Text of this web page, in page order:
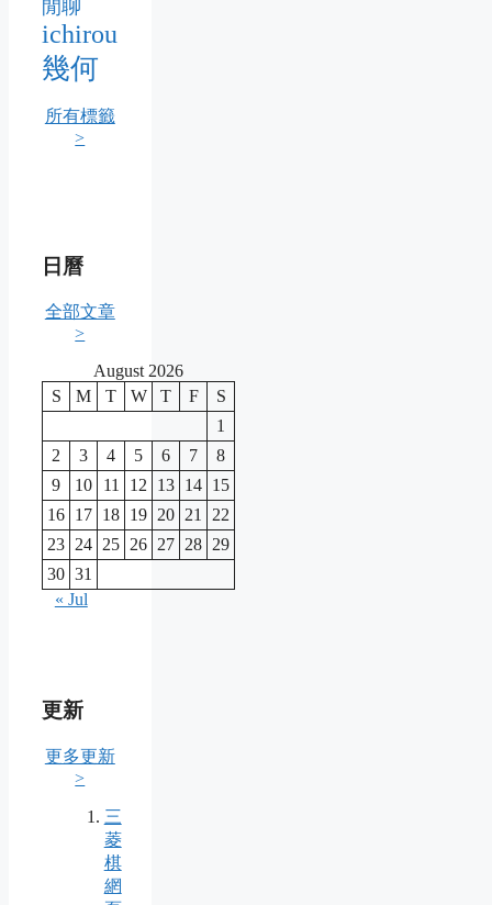
閒聊
ichirou
幾何
所有標籤
>
日曆
全部文章
>
August 2026
S
M T W T F
S
1
2
3 4 5 6 7
8
9
10 11 12 13 14 15
16 17 18 19 20 21
22
23 24 25 26 27 28 29
30 31
« Jul
更新
更多更新
>
三
菱
棋
網